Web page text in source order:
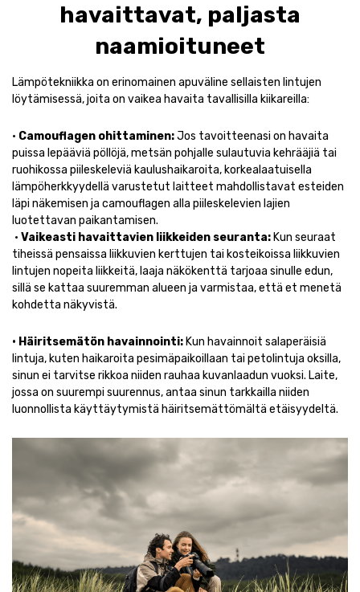
havaittavat, paljasta
naamioituneet
Lämpötekniikka on erinomainen apuväline sellaisten lintujen
löytämisessä, joita on vaikea havaita tavallisilla kiikareilla:
• Camouflagen ohittaminen:Jos tavoitteenasi on havaita
puissa lepääviä pöllöjä, metsän pohjalle sulautuvia kehrääjiä tai
ruohikossa piileskeleviä kaulushaikaroita, korkealaatuisella
lämpöherkkyydellä varustetut laitteet mahdollistavat esteiden
läpi näkemisen ja camouflagen alla piileskelevien lajien
luotettavan paikantamisen.
• Vaikeasti havaittavien liikkeiden seuranta: Kun seuraat
tiheissä pensaissa liikkuvien kerttujen tai kosteikoissa liikkuvien
lintujen nopeita liikkeitä, laaja näkökenttä tarjoaa sinulle edun,
sillä se kattaa suuremman alueen ja varmistaa, että et menetä
kohdetta näkyvistä.
• Häiritsemätön havainnointi: Kun havainnoit salaperäisiä
lintuja, kuten haikaroita pesimäpaikoillaan tai petolintuja oksilla,
sinun ei tarvitse rikkoa niiden rauhaa kuvanlaadun vuoksi. Laite,
jossa on suurempi suurennus, antaa sinun tarkkailla niiden
luonnollista käyttäytymistä häiritsemättömältä etäisyydeltä.